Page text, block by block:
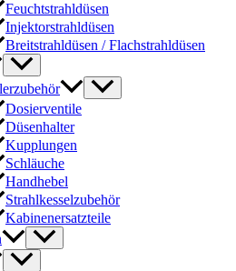
Feuchtstrahldüsen
Injektorstrahldüsen
Breitstrahldüsen / Flachstrahldüsen
Dosierventile
Düsenhalter
Kupplungen
Schläuche
Handhebel
Strahlkesselzubehör
Kabinenersatzteile